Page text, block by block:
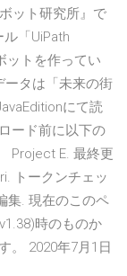
ット研究所』で
「UiPath
ットを作ってい
ータは「未来の街
にて読
ード前に以下の
Project E. 最終更
トークンチェッ
集. 現在のこのペ
時のものか
。 2020年7月1日